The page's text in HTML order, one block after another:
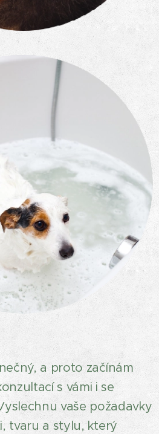
a proto začínám
s vámi i se
vaše požadavky
tvaru a stylu, který